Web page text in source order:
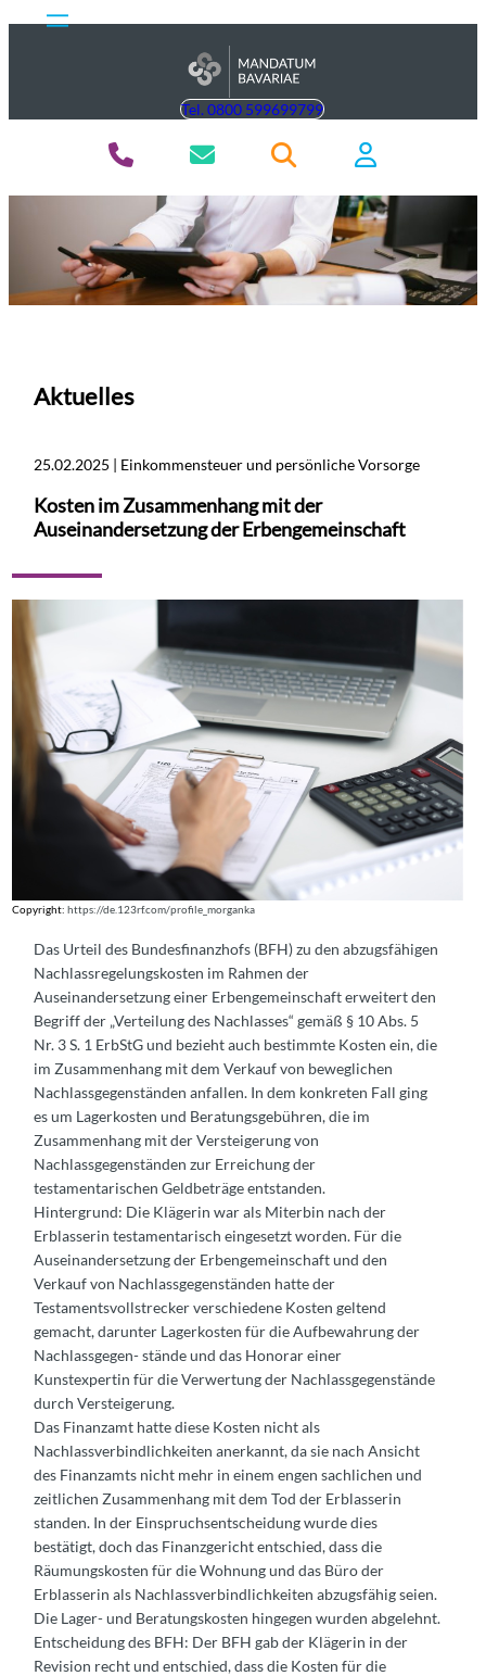
Tel. 0800 599699799
Aktuelles
25.02.2025 | Einkommensteuer und persönliche Vorsorge
Kosten im Zusammenhang mit der
Auseinandersetzung der Erbengemeinschaft
Copyright:https://de.123rf.com/profile_morganka
Das Urteil des Bundesfinanzhofs (BFH) zu den abzugsfähigen
Nachlassregelungskosten im Rahmen der
Auseinandersetzung einer Erbengemeinschaft erweitert den
Begriff der „Verteilung des Nachlasses“ gemäß § 10 Abs. 5
Nr. 3 S. 1 ErbStG und bezieht auch bestimmte Kosten ein, die
im Zusammenhang mit dem Verkauf von beweglichen
Nachlassgegenständen anfallen. In dem konkreten Fall ging
es um Lagerkosten und Beratungsgebühren, die im
Zusammenhang mit der Versteigerung von
Nachlassgegenständen zur Erreichung der
testamentarischen Geldbeträge entstanden.
Hintergrund: Die Klägerin war als Miterbin nach der
Erblasserin testamentarisch eingesetzt worden. Für die
Auseinandersetzung der Erbengemeinschaft und den
Verkauf von Nachlassgegenständen hatte der
Testamentsvollstrecker verschiedene Kosten geltend
gemacht, darunter Lagerkosten für die Aufbewahrung der
Nachlassgegen- stände und das Honorar einer
Kunstexpertin für die Verwertung der Nachlassgegenstände
durch Versteigerung.
Das Finanzamt hatte diese Kosten nicht als
Nachlassverbindlichkeiten anerkannt, da sie nach Ansicht
des Finanzamts nicht mehr in einem engen sachlichen und
zeitlichen Zusammenhang mit dem Tod der Erblasserin
standen. In der Einspruchsentscheidung wurde dies
bestätigt, doch das Finanzgericht entschied, dass die
Räumungskosten für die Wohnung und das Büro der
Erblasserin als Nachlassverbindlichkeiten abzugsfähig seien.
Die Lager- und Beratungskosten hingegen wurden abgelehnt.
Entscheidung des BFH: Der BFH gab der Klägerin in der
Revision recht und entschied, dass die Kosten für die